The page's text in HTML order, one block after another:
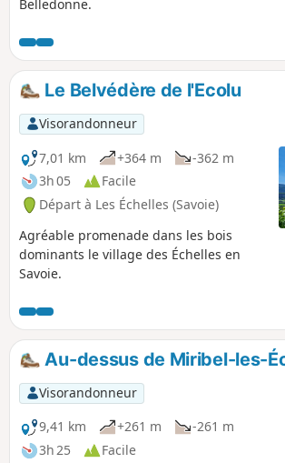
Belledonne.
Le Belvédère de l'Ecolu
Visorandonneur
7,01 km
+364 m
-362 m
3h 05
Facile
Départ à Les Échelles (Savoie)
Agréable promenade dans les bois
dominants le village des Échelles en
Savoie.
Au-dessus de Miribel-les-
Visorandonneur
9,41 km
+261 m
-261 m
3h 25
Facile